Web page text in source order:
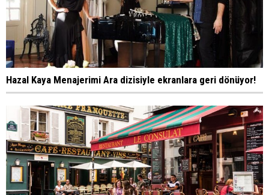
Hazal Kaya Menajerimi Ara dizisiyle ekranlara geri dönüyor!